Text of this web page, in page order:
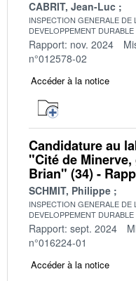
CABRIT, Jean-Luc
INSPECTION GENERALE
DEVELOPPEMENT
Rapport: nov. 2024
n°012578-02
Accéder à la notice
Candidature au
"Cité de
Brian" (34) -
SCHMIT, Philippe
INSPECTION GENERALE
DEVELOPPEMENT
Rapport: sept. 2024
n°016224-01
Accéder à la notice